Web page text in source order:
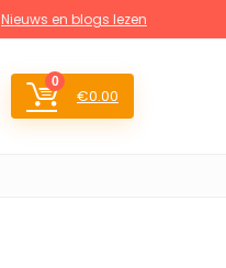
Nieuws en blogs lezen
0
€0.00